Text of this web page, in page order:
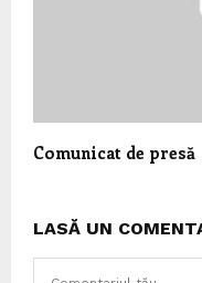
Comunicat de presă
LASĂ UN